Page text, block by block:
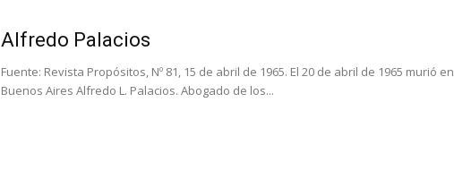
Alfredo Palacios
Fuente: Revista Propósitos, Nº 81, 15 de abril de 1965. El 20 de abril de 1965 murió en
Buenos Aires Alfredo L. Palacios. Abogado de los...